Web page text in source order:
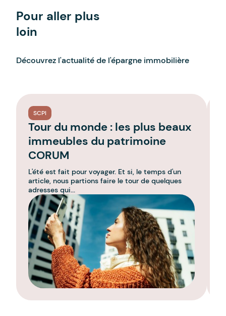
Pour aller plus
loin
Découvrez l'actualité de l'épargne immobilière
SCPI
Tour du monde : les plus beaux
immeubles du patrimoine
CORUM
L'été est fait pour voyager. Et si, le temps d'un
article, nous partions faire le tour de quelques
adresses qui...